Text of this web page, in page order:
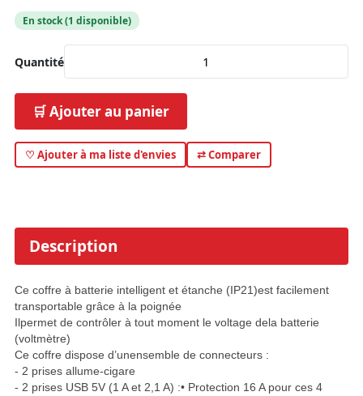
En stock (1 disponible)
Quantité
🛒 Ajouter au panier
♡ Ajouter à ma liste d'envies ⇄ Comparer
Description
Ce coffre à batterie intelligent et étanche (IP21)est facilement
transportable grâce à la poignée
Ilpermet de contrôler à tout moment le voltage dela batterie
(voltmètre)
Ce coffre dispose d’unensemble de connecteurs :
- 2 prises allume-cigare
- 2 prises USB 5V (1 A et 2,1 A) :• Protection 16 A pour ces 4